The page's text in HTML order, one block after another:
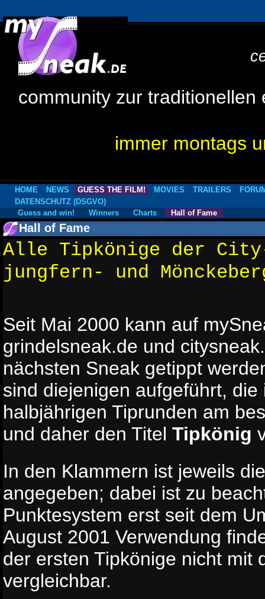
community zur
immer montags
HOME NEWS GUESS THE FILM! MOVIES TRAILERS
DATENSCHUTZ (DSGVO)
Guess and win!
Winners Charts Hall of Fame
Hall of Fame
Alle Tipkönige der
jungfern- und
Seit Mai 2000 kann auf
grindelsneak.de und
nächsten Sneak getippt
sind diejenigen aufgeführt,
halbjährigen Tiprunden am
und daher den Titel Tipkönig
In den Klammern ist jeweils
angegeben; dabei ist zu
Punktesystem erst seit dem
August 2001 Verwendung
der ersten Tipkönige nicht mit
vergleichbar.